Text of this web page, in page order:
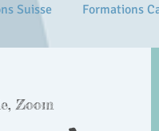
Suisse Formations
Zoom